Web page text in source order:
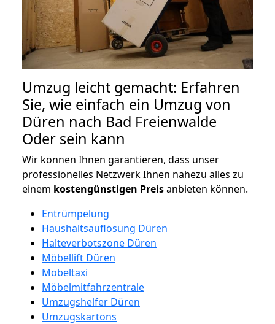
Umzug leicht gemacht: Erfahren
Sie, wie einfach ein Umzug von
Düren nach Bad Freienwalde
Oder sein kann
Wir können Ihnen garantieren, dass unser
professionelles Netzwerk Ihnen nahezu alles zu
einem kostengünstigen Preisanbieten können.
Entrümpelung
Haushaltsauflösung Düren
Halteverbotszone Düren
Möbellift Düren
Möbeltaxi
Möbelmitfahrzentrale
Umzugshelfer Düren
Umzugskartons